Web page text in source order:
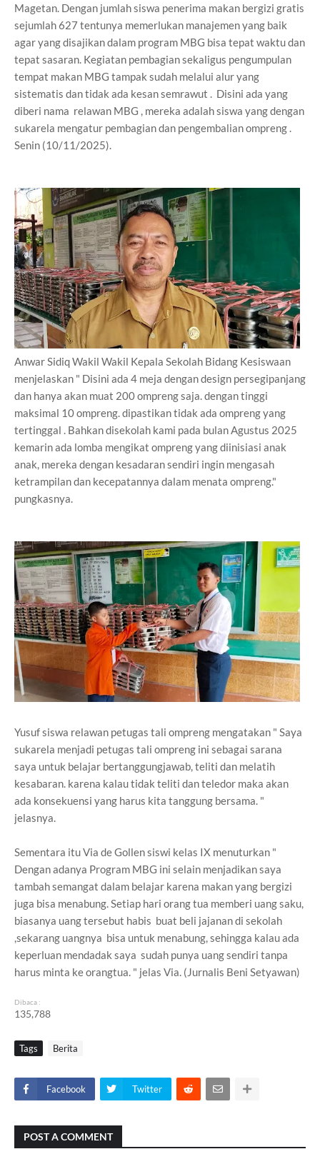
Magetan. Dengan jumlah siswa penerima makan bergizi gratis
sejumlah 627 tentunya memerlukan manajemen yang baik
agar yang disajikan dalam program MBG bisa tepat waktu dan
tepat sasaran. Kegiatan pembagian sekaligus pengumpulan
tempat makan MBG tampak sudah melalui alur yang
sistematis dan tidak ada kesan semrawut . Disini ada yang
diberi nama relawan MBG , mereka adalah siswa yang dengan
sukarela mengatur pembagian dan pengembalian ompreng .
Senin (10/11/2025).
Anwar Sidiq Wakil Wakil Kepala Sekolah Bidang Kesiswaan
menjelaskan " Disini ada 4 meja dengan design persegipanjang
dan hanya akan muat 200 ompreng saja. dengan tinggi
maksimal 10 ompreng. dipastikan tidak ada ompreng yang
tertinggal . Bahkan disekolah kami pada bulan Agustus 2025
kemarin ada lomba mengikat ompreng yang diinisiasi anak
anak, mereka dengan kesadaran sendiri ingin mengasah
ketrampilan dan kecepatannya dalam menata ompreng."
pungkasnya.
Yusuf siswa relawan petugas tali ompreng mengatakan " Saya
sukarela menjadi petugas tali ompreng ini sebagai sarana
saya untuk belajar bertanggungjawab, teliti dan melatih
kesabaran. karena kalau tidak teliti dan teledor maka akan
ada konsekuensi yang harus kita tanggung bersama. "
jelasnya.
Sementara itu Via de Gollen siswi kelas IX menuturkan "
Dengan adanya Program MBG ini selain menjadikan saya
tambah semangat dalam belajar karena makan yang bergizi
juga bisa menabung. Setiap hari orang tua memberi uang saku,
biasanya uang tersebut habis buat beli jajanan di sekolah
,sekarang uangnya bisa untuk menabung, sehingga kalau ada
keperluan mendadak saya sudah punya uang sendiri tanpa
harus minta ke orangtua. " jelas Via. (Jurnalis Beni Setyawan)
Dibaca :
135,788
Tags Berita
Facebook Twitter
POST A COMMENT